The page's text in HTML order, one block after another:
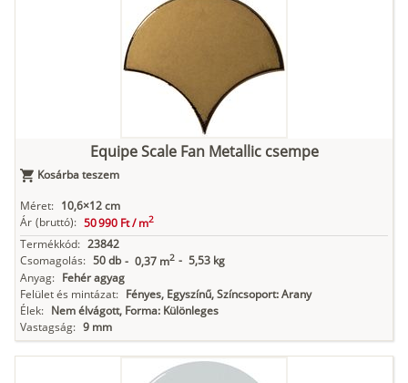
Equipe Scale Fan Metallic csempe
Kosárba teszem
Méret: 10,6×12 cm
Ár (bruttó): 50 990 Ft /m2
Termékkód: 23842
Csomagolás: 50 db - 0,37 m2 - 5,53 kg
Anyag: Fehér agyag
Felület és mintázat: Fényes, Egyszínű, Színcsoport: Arany
Élek: Nem élvágott, Forma: Különleges
Vastagság: 9 mm